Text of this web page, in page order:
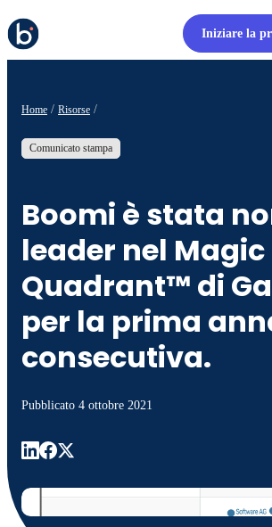
Iniziare la
Home Risorse
Comunicato stampa
Boomi è stata
leader nel Magic
Quadrant™ di
per la prima
consecutiva.
Pubblicato 4 ottobre 2021